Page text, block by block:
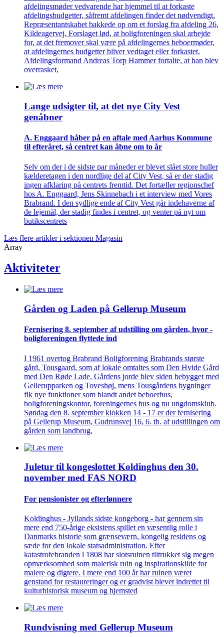
afdelingsmøder vedvarende har hjemmel til at forkaste
afdelingsbudgetter, såfremt afdelingen finder det nødvendigt.
Repræsentantskabet bakkede op om et forslag fra afdeling 26,
Kildeagervej. Forslaget lød, at boligforeningen skal arbejde
for, at det fremover skal være på afdelingernes beboermøder,
at afdelingernes budgetter bliver vedtaget eller forkastet.
Afdelingsformand Andreas Torp Hammer fortalte, at han blev
overrasket,
Lange udsigter til, at det nye City Vest
genåbner
A. Enggaard håber på en aftale med Aarhus Kommune
til efteråret, så centret kan åbne om to år
Selv om der i de sidste par måneder er blevet slået store huller
kælderetagen i den nordlige del af City Vest, så er der stadig
ingen afklaring på centrets fremtid. Det fortæller regionschef
hos A. Enggaard, Jens Skinnebach i et interview med Vores
Brabrand. I den sydlige ende af City Vest går indehaverne af
de lejemål, der stadig findes i centret, og venter på nyt om
butikscentrets
Læs flere artikler i sektionen Magasin
Array
Aktiviteter
Gården og Laden på Gellerup Museum
Fernisering 8. september af ­udstilling om gården, hvor ­
bolig­foreningen flyttede ind
I 1961 overtog Brabrand Boligforening Brabrands største
gård, Tousgaard, som af lokale omtaltes som Den Hvide Gård
med Den Røde Lade. Gårdens jorde blev siden bebygget med
Gellerupparken og Toveshøj, mens Tousgårdens bygninger
fik nye funktioner som blandt andet beboerhus,
boligforeningskontor, foreningernes hus og nu ungdomsklub.
Søndag den 8. september klokken 14 - 17 er der fernisering
på Gellerup Museum, Gudrunsvej 16, 6. th. af udstillingen om
gården som landbrug,
Juletur til kongeslottet Koldinghus den 30.
november med FAS NORD
For pensionister og efterlønnere
Koldinghus - Jyllands sidste kongeborg - har gennem sin
mere end 750-årige eksistens spillet en væsentlig rolle i
Danmarks historie som grænseværn, kongelig residens og
sæde for den lokale statsadministration. Efter
katastrofebranden i 1808 har slotsruinen tiltrukket sig megen
opmærksomhed som malerisk ruin og inspirationskilde for
malere og digtere. I mere end 100 år har ruinen været
genstand for restaureringer og er gradvist blevet indrettet til
kulturhistorisk museum og hjemsted
Rundvisning med Gellerup Museum